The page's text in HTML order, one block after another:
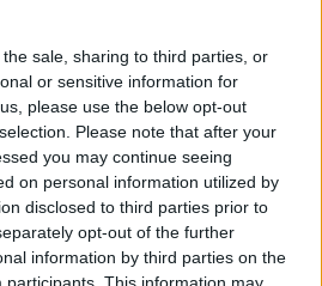
sale, sharing to third parties, or
or sensitive information for
please use the below opt-out
Please note that after your
you may continue seeing
on personal information utilized by
disclosed to third parties prior to
opt-out of the further
information by third parties on the
plaisir musical :
la guitare chez
les MP3 sur
les MP3 ou trouver le CD sur
des CD sur